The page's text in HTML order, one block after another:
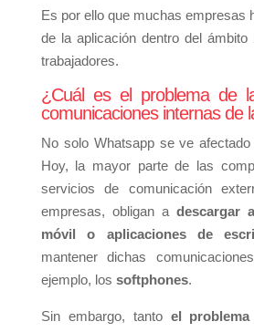
Es por ello que muchas empresas
de la aplicación dentro del
trabajadores.
¿Cuál es el problema de
comunicaciones internas de
No solo Whatsapp se ve
Hoy, la mayor parte de las
servicios de comunicación
empresas, obligan a descargar
móvil o aplicaciones de
mantener dichas
ejemplo, los softphones.
Sin embargo, tanto el